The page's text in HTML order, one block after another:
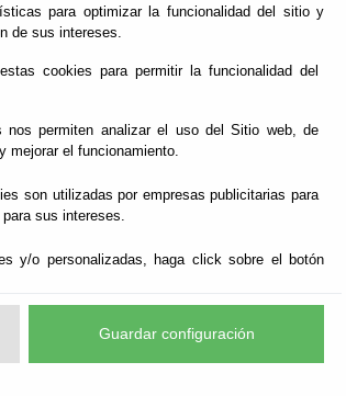
para optimizar la funcionalidad del sitio y
de sus intereses.
cookies para permitir la funcionalidad del
nos permiten analizar el uso del Sitio web, de
mejorar el funcionamiento.
son utilizadas por empresas publicitarias para
sus intereses.
y/o personalizadas, haga click sobre el botón
Guardar configuración